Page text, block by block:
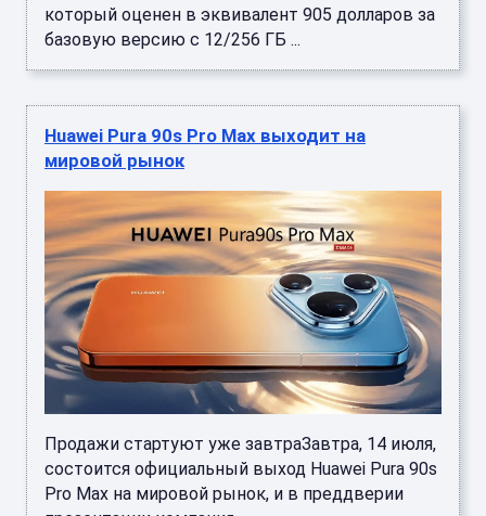
который оценен в эквивалент 905 долларов за
базовую версию с 12/256 ГБ ...
Huawei Pura 90s Pro Max выходит на
мировой рынок
Продажи стартуют уже завтраЗавтра, 14 июля,
состоится официальный выход Huawei Pura 90s
Pro Max на мировой рынок, и в преддверии